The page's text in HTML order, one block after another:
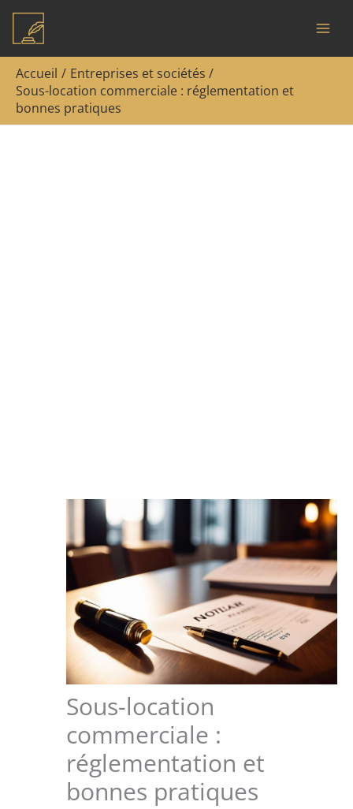
Aller
contenu
Accueil
Entreprises et sociétés
Sous-location commerciale : réglementation et
bonnes pratiques
Sous-location
commerciale :
réglementation et
bonnes pratiques
R
e
c
h
e